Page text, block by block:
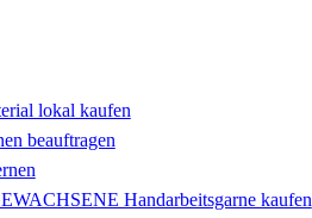
lokal kaufen
beauftragen
Handarbeitsgarne kaufen